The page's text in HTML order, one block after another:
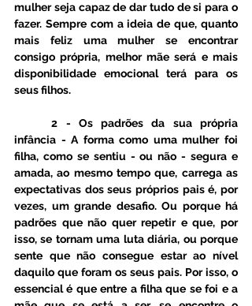
mulher seja capaz de dar tudo de si para o
fazer. Sempre com a ideia de que, quanto
mais feliz uma mulher se encontrar
consigo própria, melhor mãe será e mais
disponibilidade emocional terá para os
seus filhos.
	2 - Os padrões da sua própria
infância - A forma como uma mulher foi
filha, como se sentiu - ou não - segura e
amada, ao mesmo tempo que, carrega as
expectativas dos seus próprios pais é, por
vezes, um grande desafio. Ou porque há
padrões que não quer repetir e que, por
isso, se tornam uma luta diária, ou porque
sente que não consegue estar ao nível
daquilo que foram os seus pais. Por isso, o
essencial é que entre a filha que se foi e a